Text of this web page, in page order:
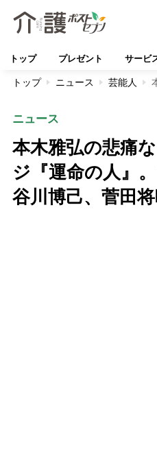
トップ プレゼント サービ
トップ ニュース 芸能人
ニュース
本木雅弘の悲痛
ジ『運命の人』
谷川博己、菅田